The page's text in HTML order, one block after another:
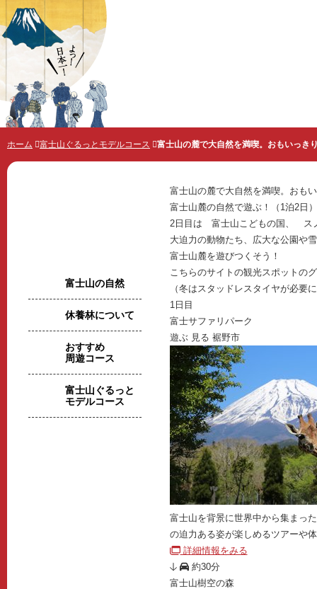
ホーム 富士山ぐるっとモデルコース 富士山の麓で大自然を満喫。おもいっき
富士山の自然
休養林について
おすすめ
周遊コース
富士山ぐるっと
モデルコース
富士山の麓で大自然を満喫。おも
富士山麓の自然で遊ぶ！（1泊2日
2日目は 富士山こどもの国、 ス
大迫力の動物たち、広大な公園や
富士山麓を遊びつくそう！
こちらのサイトの観光スポットの
（冬はスタッドレスタイヤが必要
1日目
富士サファリパーク
遊ぶ 見る 裾野市
富士山を背景に世界中から集まっ
の迫力ある姿が楽しめるツアーや
詳細情報をみる
約30分
富士山樹空の森